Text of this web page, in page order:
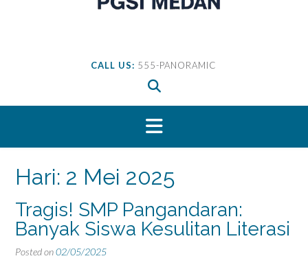
CALL US: 555-PANORAMIC
Hari: 2 Mei 2025
Tragis! SMP Pangandaran:
Banyak Siswa Kesulitan Literasi
Posted on02/05/2025